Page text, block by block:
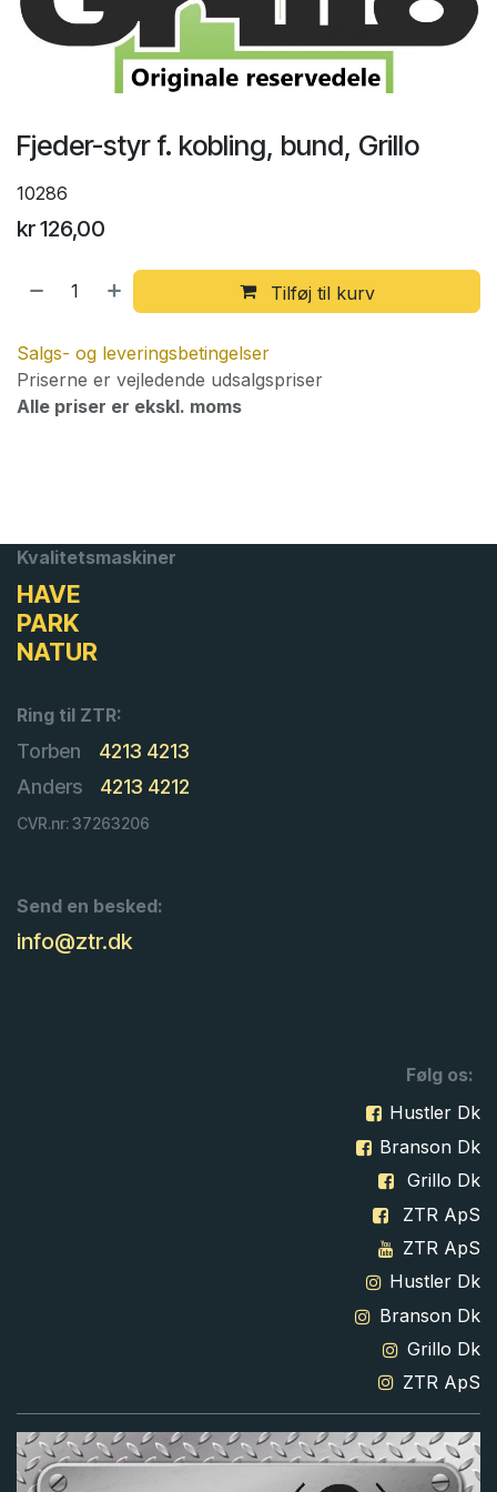
Fjeder-styr f. kobling, bund, Grillo
10286
kr126,00
Tilføj til kurv
Salgs- og leveringsbetingelser
Priserne er vejledende udsalgspriser
Alle priser er ekskl. moms
Kvalitetsmaskiner
HAVE
PARK
NATUR
Ring til ZTR:
Torben
4213 4213
Anders
4213 4212
CVR.nr: 37263206
Send en besked:
info@ztr.dk
Følg os:
Hustler Dk
Branson Dk
Grillo Dk
ZTR ApS
ZTR ApS
Hustler Dk
Branson Dk
Grillo Dk
ZTR ApS